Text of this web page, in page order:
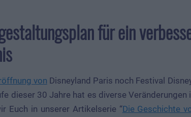
für ein
von Disneyland Paris noch Festival
dieser 30 Jahre hat es diverse Veränderungen
Euch in unserer Artikelserie “Die Geschichte